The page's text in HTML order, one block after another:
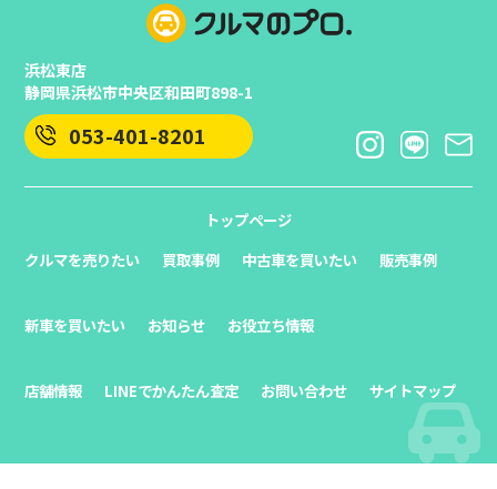
浜松東店
静岡県浜松市中央区和田町898-1
053-401-8201
トップページ
クルマを売りたい
買取事例 中古車を買いたい 販売事例
新車を買いたい お知らせ お役立ち情報
店舗情報 LINEでかんたん査定 お問い合わせ サイトマップ